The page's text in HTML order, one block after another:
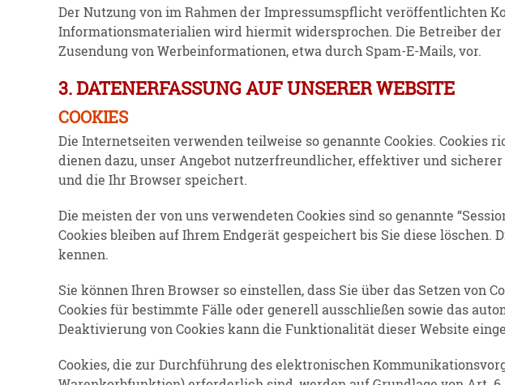
Der Nutzung von im Rahmen der Impres­sums­pflicht veröf­fent­lichten
Infor­ma­ti­ons­ma­te­rialien wird hiermit wider­sprochen. Die Betreiber
Zusendung von Werbe­infor­ma­tionen, etwa durch Spam-E-Mails, vor.
3. DATENERFASSUNG AUF UNSERER WEBSITE
COOKIES
Die Inter­net­seiten verwenden teilweise so genannte Cookies. Cookies
dienen dazu, unser Angebot nutzer­freund­licher, effek­tiver und
und die Ihr Browser speichert.
Die meisten der von uns verwen­deten Cookies sind so genannte
Cookies bleiben auf Ihrem Endgerät gespei­chert bis Sie diese
kennen.
Sie können Ihren Browser so einstellen, dass Sie über das Setzen
Cookies für bestimmte Fälle oder generell ausschließen sowie das
Deakti­vierung von Cookies kann die Funktio­na­lität dieser Website
Cookies, die zur Durch­führung des elektro­ni­schen